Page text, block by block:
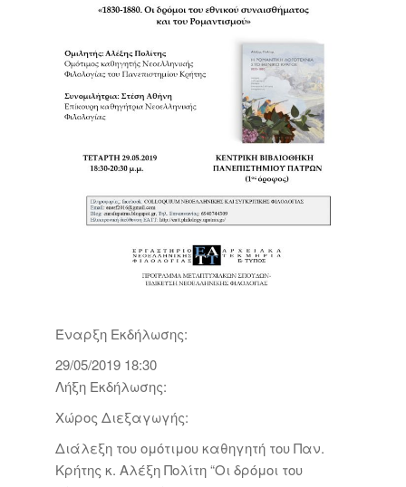
Έναρξη Εκδήλωσης:
29/05/2019 18:30
Λήξη Εκδήλωσης:
Χώρος Διεξαγωγής:
Διάλεξη του ομότιμου καθηγητή του Παν.
Κρήτης κ. Αλέξη Πολίτη “Οι δρόμοι του